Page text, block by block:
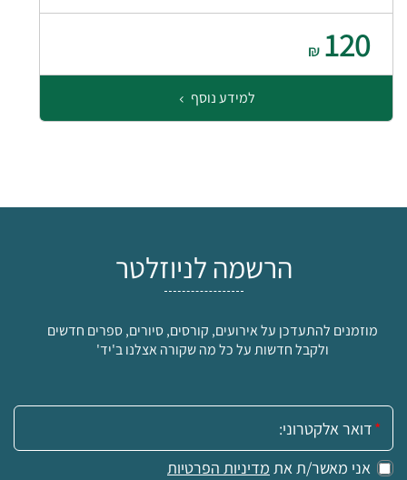
120
₪
למידע נוסף
הרשמה לניוזלטר
מוזמנים להתעדכן על אירועים, קורסים, סיורים, ספרים חדשים
ולקבל חדשות על כל מה שקורה אצלנו ב'יד'
אימייל:
אני מאשר/ת את מדיניות הפרטיות